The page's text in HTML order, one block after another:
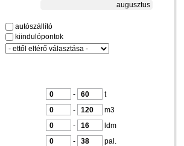
augusztus
autószállító
kiindulópontok
- t
- m3
- ldm
- pal.